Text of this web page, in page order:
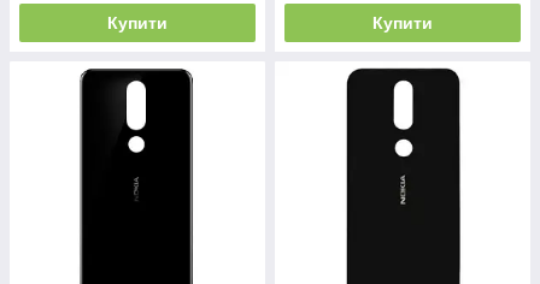
Купити Купити